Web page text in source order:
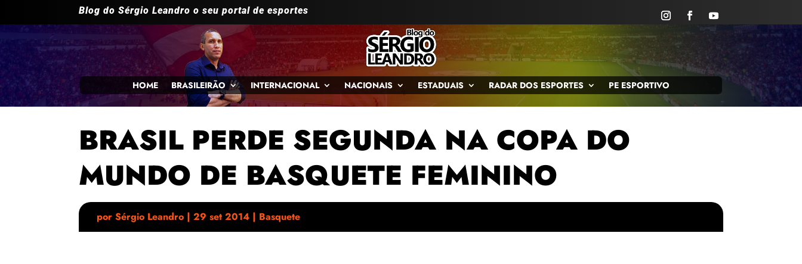
Blog do Sérgio Leandro o seu portal de esportes
HOME BRASILEIRÃO INTERNACIONAL NACIONAIS ESTADUAIS RADAR DOS ESPORTES PE ESPORTIVO
BRASIL PERDE SEGUNDA NA COPA DO
MUNDO DE BASQUETE FEMININO
por Sérgio Leandro | 29 set 2014 | Basquete